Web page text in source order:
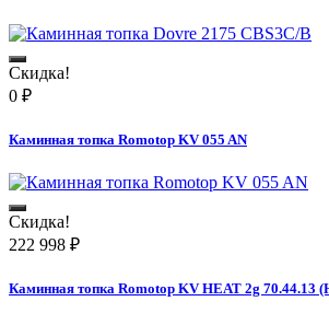
Скидка!
0 ₽
Каминная топка Romotop KV 055 AN
Скидка!
222 998 ₽
Каминная топка Romotop KV HEAT 2g 70.44.13